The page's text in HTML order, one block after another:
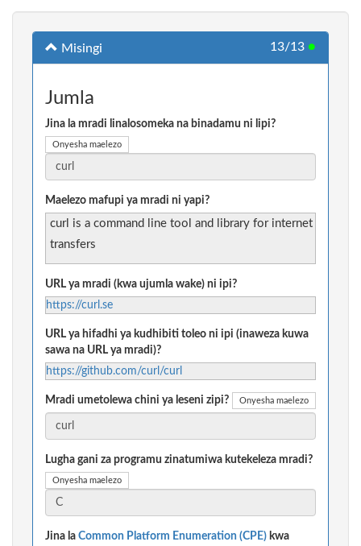
Misingi 13/13 ●
Jumla
Jina la mradi linalosomeka na binadamu ni lipi?
Onyesha maelezo
Maelezo mafupi ya mradi ni yapi?
curl is a command line tool and library for internet
transfers
URL ya mradi (kwa ujumla wake) ni ipi?
https://curl.se
URL ya hifadhi ya kudhibiti toleo ni ipi (inaweza kuwa
sawa na URL ya mradi)?
https://github.com/curl/curl
Mradi umetolewa chini ya leseni zipi? Onyesha maelezo
Lugha gani za programu zinatumiwa kutekeleza mradi?
Onyesha maelezo
Jina la Common Platform Enumeration (CPE) kwa